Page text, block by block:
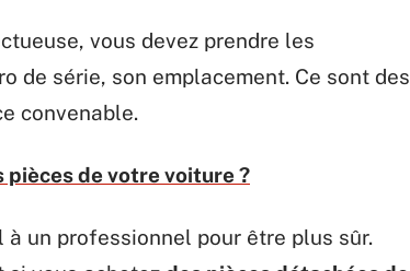
vous devez prendre les
de série, son emplacement. Ce sont des
convenable.
pièces de votre voiture ?
un professionnel pour être plus sûr.